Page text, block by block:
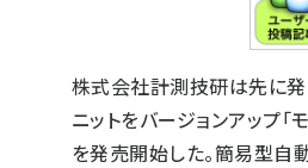
株式会社計測技研は先に
ニットをバージョンアップ「
を発売開始した。簡易型自